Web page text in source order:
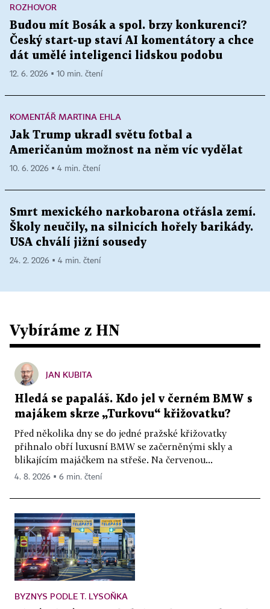
ROZHOVOR
Budou mít Bosák a spol. brzy konkurenci?
Český start-up staví AI komentátory a chce
dát umělé inteligenci lidskou podobu
12. 6. 2026 ▪ 10 min. čtení
KOMENTÁŘ MARTINA EHLA
Jak Trump ukradl světu fotbal a
Američanům možnost na něm víc vydělat
10. 6. 2026 ▪ 4 min. čtení
Smrt mexického narkobarona otřásla zemí.
Školy neučily, na silnicích hořely barikády.
USA chválí jižní sousedy
24. 2. 2026 ▪ 4 min. čtení
Vybíráme z HN
JAN KUBITA
Hledá se papaláš. Kdo jel v černém BMW s
majákem skrze „Turkovu“ křižovatku?
Před několika dny se do jedné pražské křižovatky
přihnalo obří luxusní BMW se začerněnými skly a
blikajícím majáčkem na střeše. Na červenou...
4. 8. 2026 ▪ 6 min. čtení
BYZNYS PODLE T. LYSOŇKA